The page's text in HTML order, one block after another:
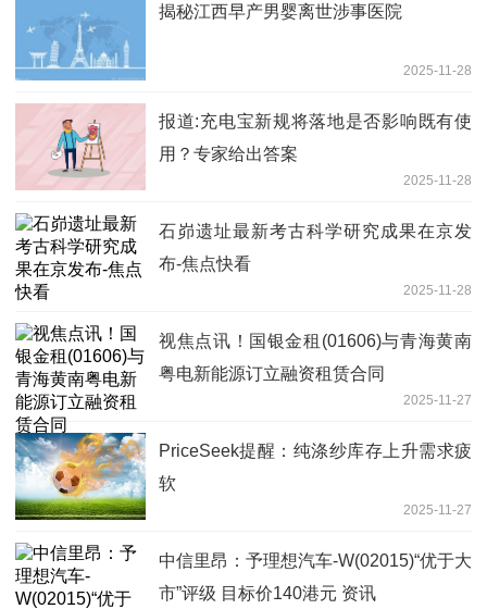
揭秘江西早产男婴离世涉事医院
2025-11-28
报道:充电宝新规将落地是否影响既有使
用？专家给出答案
2025-11-28
石峁遗址最新考古科学研究成果在京发
布-焦点快看
2025-11-28
视焦点讯！国银金租(01606)与青海黄南
粤电新能源订立融资租赁合同
2025-11-27
PriceSeek提醒：纯涤纱库存上升需求疲
软
2025-11-27
中信里昂：予理想汽车-W(02015)“优于大
市”评级 目标价140港元 资讯